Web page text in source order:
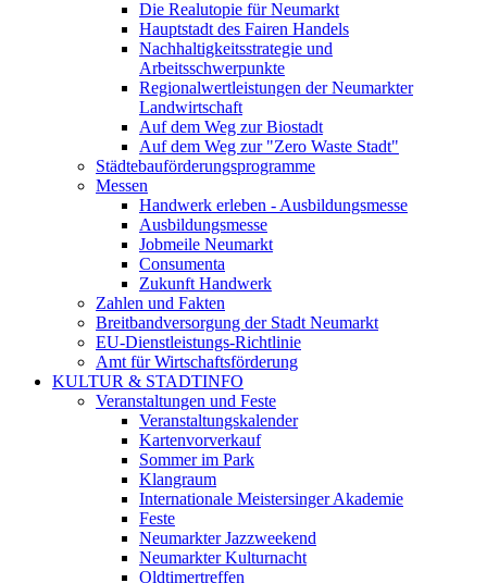
Die Realutopie für Neumarkt
Hauptstadt des Fairen Handels
Nachhaltigkeitsstrategie und
Arbeitsschwerpunkte
Regionalwertleistungen der Neumarkter
Landwirtschaft
Auf dem Weg zur Biostadt
Auf dem Weg zur "Zero Waste Stadt"
Städtebauförderungsprogramme
Messen
Handwerk erleben - Ausbildungsmesse
Ausbildungsmesse
Jobmeile Neumarkt
Consumenta
Zukunft Handwerk
Zahlen und Fakten
Breitbandversorgung der Stadt Neumarkt
EU-Dienstleistungs-Richtlinie
Amt für Wirtschaftsförderung
KULTUR & STADTINFO
Veranstaltungen und Feste
Veranstaltungskalender
Kartenvorverkauf
Sommer im Park
Klangraum
Internationale Meistersinger Akademie
Feste
Neumarkter Jazzweekend
Neumarkter Kulturnacht
Oldtimertreffen